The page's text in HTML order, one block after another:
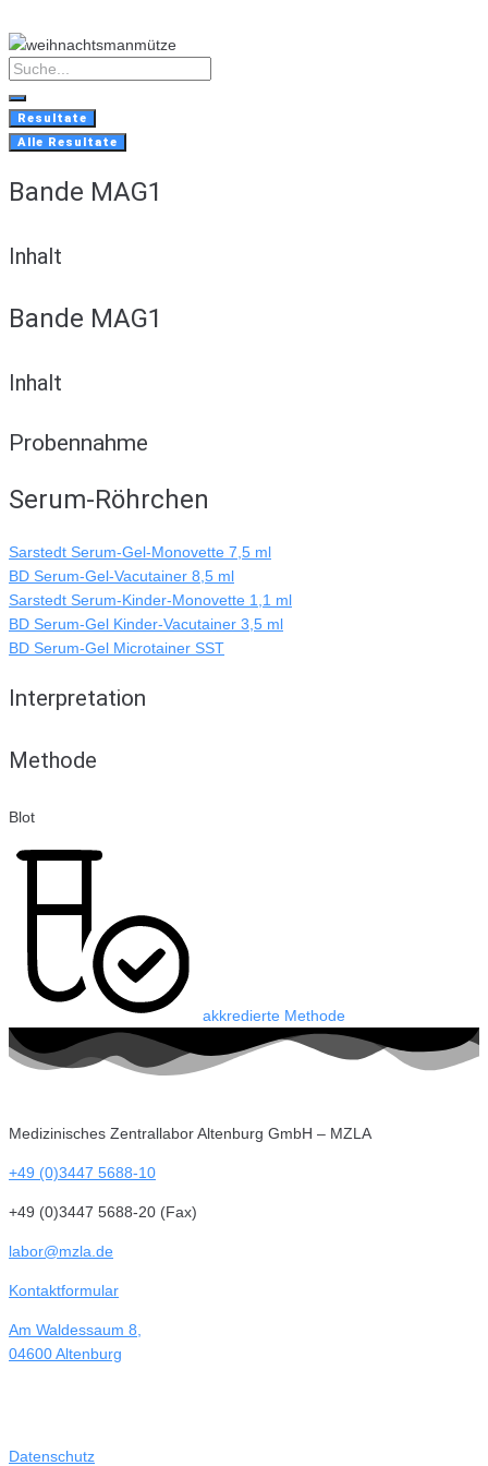
to
content
Search
...
Resultate
Alle Resultate
Bande MAG1
Inhalt
Bande MAG1
Inhalt
Probennahme
Serum-Röhrchen
Sarstedt Serum-Gel-Monovette 7,5 ml
BD Serum-Gel-Vacutainer 8,5 ml
Sarstedt Serum-Kinder-Monovette 1,1 ml
BD Serum-Gel Kinder-Vacutainer 3,5 ml
BD Serum-Gel Microtainer SST
Interpretation
Methode
Blot
akkredierte Methode
Medizinisches Zentrallabor Altenburg GmbH – MZLA
+49 (0)3447 5688-10
+49 (0)3447 5688-20 (Fax)
labor@mzla.de
Kontaktformular
Am Waldessaum 8,
04600 Altenburg
Datenschutz